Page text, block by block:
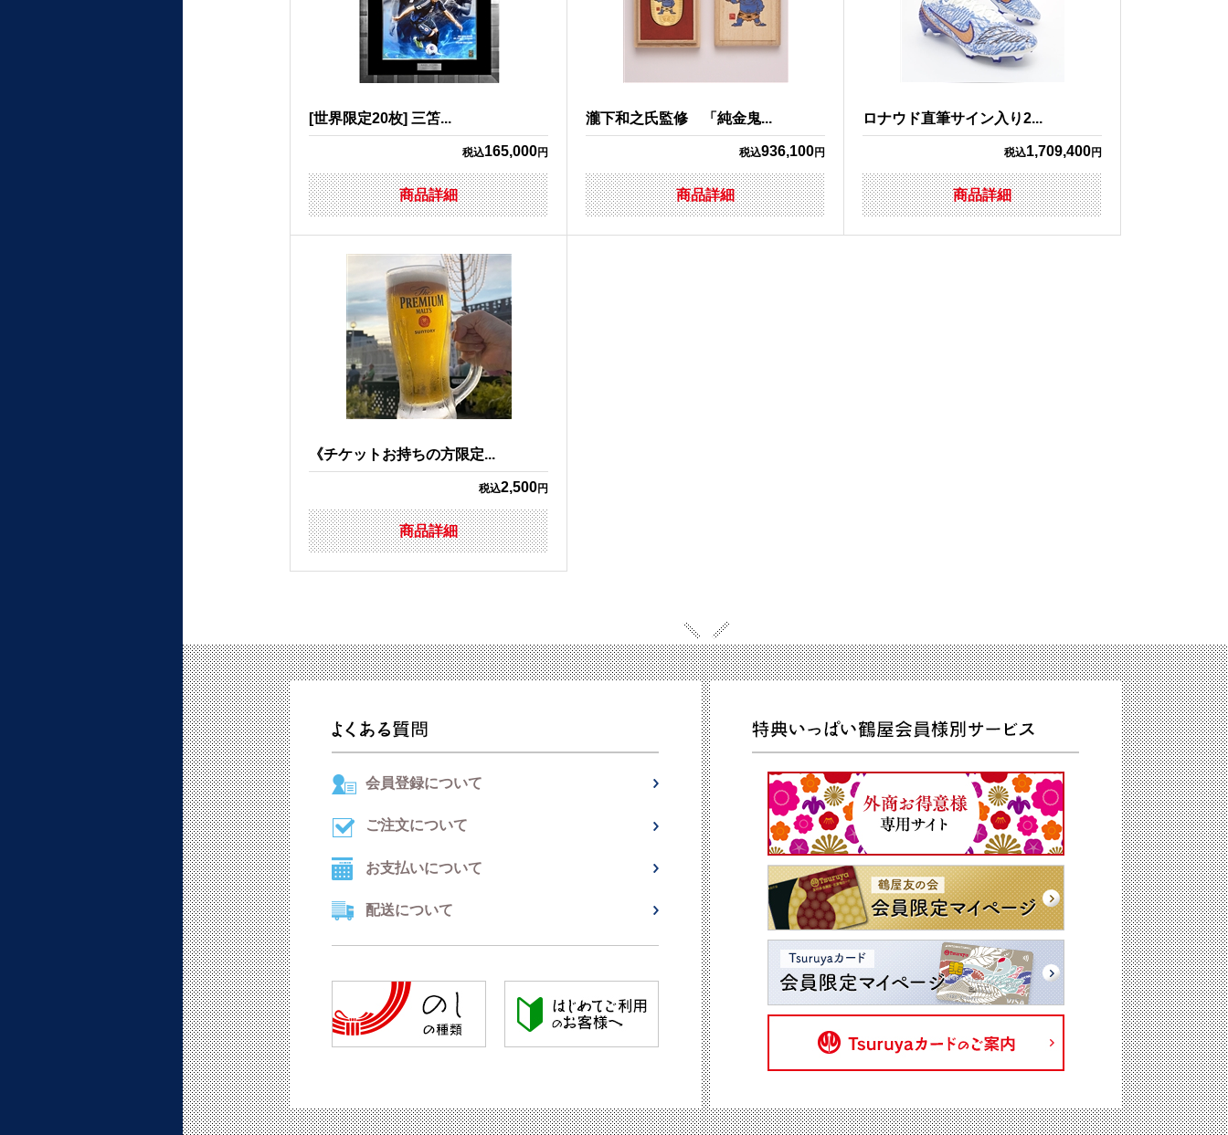
[世界限定20枚] 三笘...
税込165,000円
商品詳細
瀧下和之氏監修 「純金鬼...
税込936,100円
商品詳細
ロナウド直筆サイン入り2...
税込1,709,400円
商品詳細
《チケットお持ちの方限定...
税込2,500円
商品詳細
会員登録について
ご注文について
お支払いについて
配送について